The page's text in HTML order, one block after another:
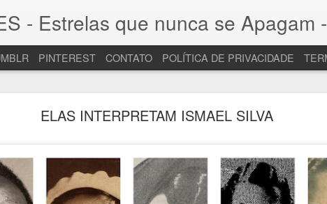
ELAS INTERPRETAM ISMAEL SILVA
- Estrelas que nunca se Apagam -
PINTEREST CONTATO POLÍTICA DE PRIVACIDADE
CARMEN MIRANDA - 71 ANOS DE SAUDADE